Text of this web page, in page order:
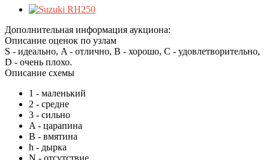
Дополнительная информация аукциона:
Описание оценок по узлам
S - идеально, A - отлично, B - хорошо, C - удовлетворительно,
D - очень плохо.
Описание схемы
1 - маленький
2 - средне
3 - сильно
A - царапина
B - вмятина
h - дырка
N - отсутствие